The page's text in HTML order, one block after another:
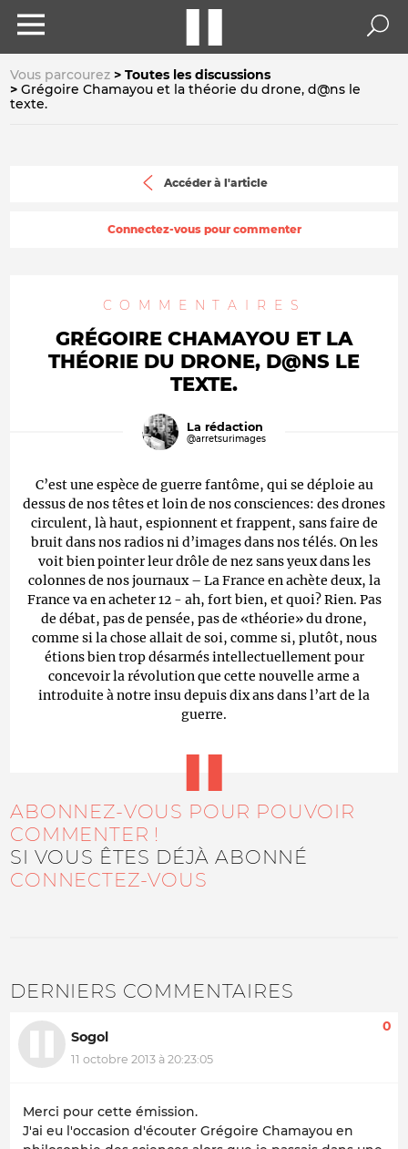
Vous parcourez
Toutes les discussions
Grégoire Chamayou et la théorie du drone, d@ns le
texte.
Accéder à l'article
Connectez-vous pour commenter
COMMENTAIRES
GRÉGOIRE CHAMAYOU ET LA
THÉORIE DU DRONE, D@NS LE
TEXTE.
La rédaction
@arretsurimages
C’est une espèce de guerre fantôme, qui se déploie au
dessus de nos têtes et loin de nos consciences: des drones
circulent, là haut, espionnent et frappent, sans faire de
bruit dans nos radios ni d’images dans nos télés. On les
voit bien pointer leur drôle de nez sans yeux dans les
colonnes de nos journaux – La France en achète deux, la
France va en acheter 12 - ah, fort bien, et quoi? Rien. Pas
de débat, pas de pensée, pas de «théorie» du drone,
comme si la chose allait de soi, comme si, plutôt, nous
étions bien trop désarmés intellectuellement pour
concevoir la révolution que cette nouvelle arme a
introduite à notre insu depuis dix ans dans l’art de la
guerre.
ABONNEZ-VOUS POUR POUVOIR
COMMENTER !
SI VOUS ÊTES DÉJÀ ABONNÉ
CONNECTEZ-VOUS
DERNIERS COMMENTAIRES
Sogol
11 octobre 2013 à 20:23:05
0
Merci pour cette émission.
J'ai eu l'occasion d'écouter Grégoire Chamayou en